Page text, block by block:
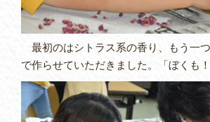
最初のはシトラス系の香り、もう一
で作らせていただきました。「ぼくも！